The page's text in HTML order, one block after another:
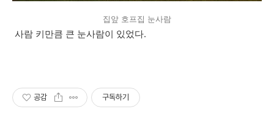
집앞 호프집 눈사람
사람 키만큼 큰 눈사람이 있었다.
공감 구독하기